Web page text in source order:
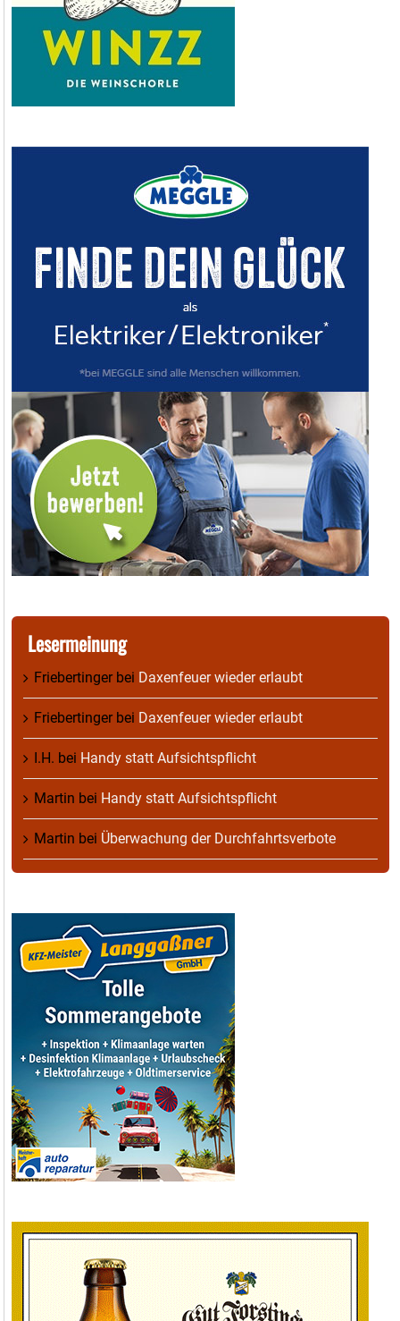
Lesermeinung
Friebertingerbei Daxenfeuer wieder erlaubt
Friebertingerbei Daxenfeuer wieder erlaubt
I.H. bei Handy statt Aufsichtspflicht
Martin bei Handy statt Aufsichtspflicht
Martin bei Überwachung der Durchfahrtsverbote